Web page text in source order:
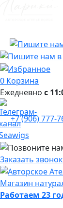
0 Корзина
Ежедневно с
+7 (906) 777-
Заказать звонок
Магазин
Работаем 23